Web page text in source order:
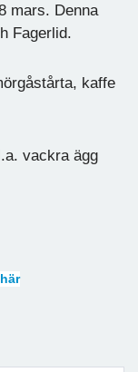
mars. Denna
Fagerlid.
kaffe
vackra ägg